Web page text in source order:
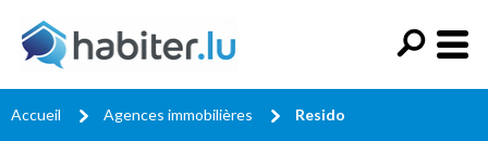
Accueil Agences immobilières Resido